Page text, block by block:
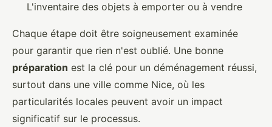
L'inventaire des objets à emporter ou à vendre
Chaque étape doit être soigneusement examinée
pour garantir que rien n'est oublié. Une bonne
préparation est la clé pour un déménagement réussi,
surtout dans une ville comme Nice, où les
particularités locales peuvent avoir un impact
significatif sur le processus.